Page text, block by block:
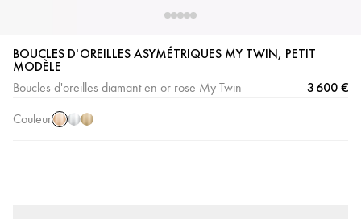
BOUCLES D'OREILLES ASYMÉTRIQUES MY TWIN, PETIT
MODÈLE
Boucles d'oreilles diamant en or rose My Twin 3 600 €
Couleur
Or
Rose
Or
Blanc
Or
Jaune